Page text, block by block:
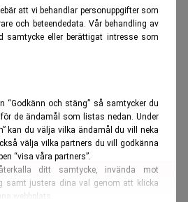
att vi behandlar personuppgifter som
och beteendedata. Vår behandling av
samtycke eller berättigat intresse som
“Godkänn och stäng” så samtycker du
de ändamål som listas nedan. Under
kan du välja vilka ändamål du vill neka
välja vilka partners du vill godkänna
“visa våra partners”.
ditt samtycke, invända mot
samt justera dina val genom att klicka
webbplats.